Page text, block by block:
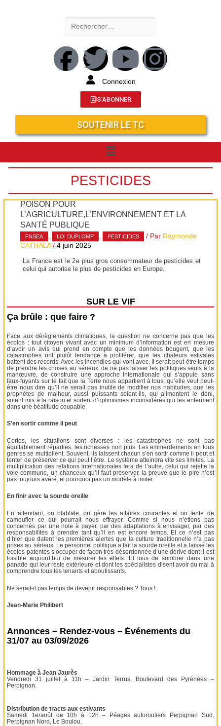
Connexion
S'ABONNER
SOUTENIR LE TC
PESTICIDES
POISON POUR
L’AGRICULTURE,L’ENVIRONNEMENT ET LA
SANTÉ PUBLIQUE
FNSEA , LOI DUPLOMP , PESTICIDES / Par Raymonde
CATHALA /4 juin 2025
La France est le 2 e plus gros consommateur de pesticides et
celui qui autorise le plus de pesticides en Europe.
SUR LE VIF
Ça brûle : que faire ?
Face aux dérèglements climatiques, la question ne concerne pas que les
écolos : tout citoyen vivant avec un minimum d’information est en mesure
d’avoir un avis qui prend en compte que les données bougent, que les
catastrophes ont plutôt tendance à proliférer, que les chaleurs estivales
battent des records. Avec les incendies qui vont avec. Il serait peut-être temps
de prendre les choses au sérieux, de ne pas laisser les politiques seuls à la
manœuvre, de construire une approche internationale qui s’appuie sans
faux-fuyants sur le fait que la Terre nous appartient à tous, qu’elle veut peut-
être nous dire qu’il ne serait pas inutile de modifier nos habitudes, que les
prophètes de malheur, aussi puissants soient-ils, qui alimentent le déni,
soient mis à la raison et sortent d’optimismes inconsidérés qui les enferment
dans une béatitude coupable.
S’en sortir comme il peut
Certes, les situations sont diverses : les catastrophes ne sont pas
équitablement réparties, les richesses non plus. Les emmerdements en tous
genres se multiplient. Souvent, ils laissent chacun s’en sortir comme il peut et
tenter de préserver ce qui peut l’être. Le système atteindra vite ses limites. La
multiplication des relations internationales fera de l’autre, celui qui rejette la
voie commune, un chanceux qu’il faut préserver, la preuve que le pire n’est
pas toujours avéré, et pourquoi pas un modèle à imiter.
En finir avec la sourde oreille
En attendant, on blablate, on gère les affaires courantes et on tente de
camoufler ce qui pourrait nous effrayer. Comme si nous n’étions pas
concernés par une note à payer, par des adaptations à envisager, par des
responsabilités à prendre tant qu’il en est encore temps. Et ce n’est pas
d’hier que datent les premières alertes que la culture traditionnelle n’a pas
prises au sérieux. Le personnel politique a fait la sourde oreille et a laissé les
écolos patentés s’occuper de façon très désordonnée d’une dérive dont il est
loisible aujourd’hui de mesurer les effets. Et tous de sombrer dans une
panade qui leur reste extérieure et dont les spécialistes disent avoir du mal à
comprendre tous les tenants et aboutissants.
Ne serait-il pas temps de devenir responsables ? Tous !
Jean-Marie Philibert
Annonces – Rendez-vous – Événements du
31/07 au 03/09/2026
Hommage à Jean Jaurès
Vendredi 31 juillet à 11h – Jardin Terrus, Boulevard des Pyrénées –
Perpignan.
Distribution de tracts aux estivants
Samedi 1eraoût de 10h à 12h – Péages autoroutiers Perpignan Sud,
Perpignan Nord, Le Boulou.